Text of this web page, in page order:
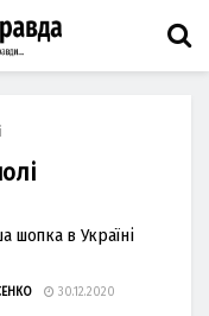
шопка в Україні
30.12.2020